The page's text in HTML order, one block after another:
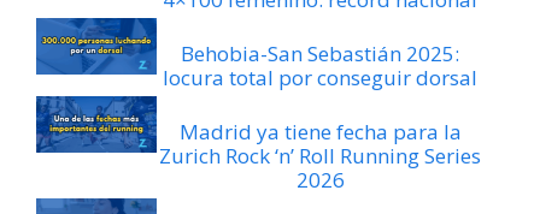
Behobia-San Sebastián 2025:
locura total por conseguir dorsal
Madrid ya tiene fecha para la
Zurich Rock ‘n’ Roll Running Series
2026